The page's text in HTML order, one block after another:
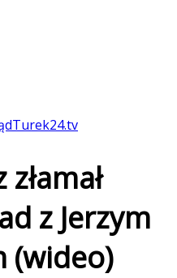
Turek24.tv
z Jerzym
(wideo)